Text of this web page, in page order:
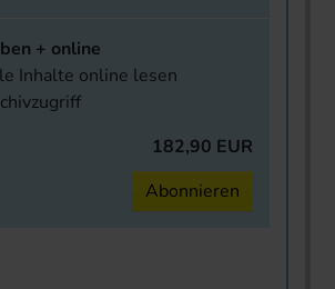
+ online
Inhalte online lesen
182,90 EUR
Abonnieren